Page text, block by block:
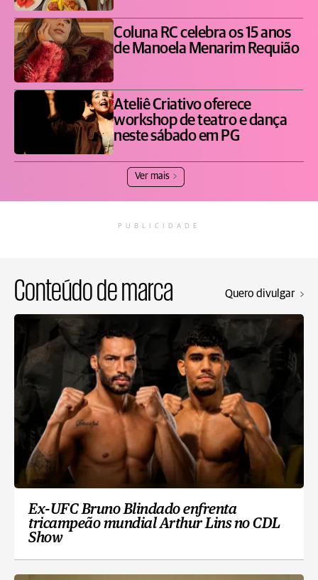
Coluna RC celebra os 15 anos
de Manoela Menarim Requião
Ateliê Criativo oferece
workshop de teatro e dança
neste sábado em PG
Ver mais
PUBLICIDADE
Conteúdo de marca Quero divulgar
Ex-UFC Bruno Blindado enfrenta
tricampeão mundial Arthur Lins no CDL
Show